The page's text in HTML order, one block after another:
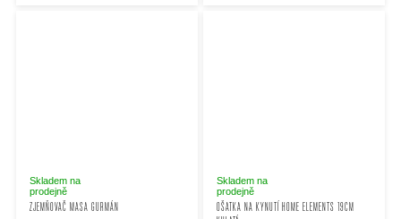
ZJEMŇOVAČ MASA GURMÁN
Skladem na
prodejně
OŠATKA NA KYNUTÍ HOME ELEMENTS 19CM
Skladem na
prodejně